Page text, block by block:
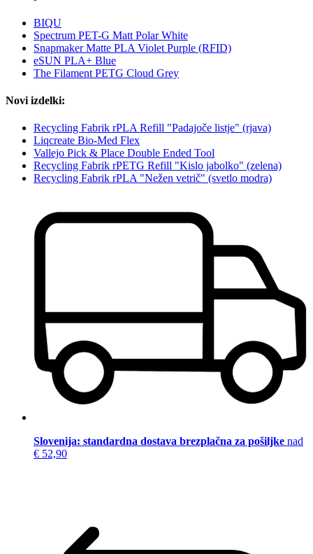
BIQU
Spectrum PET-G Matt Polar White
Snapmaker Matte PLA Violet Purple (RFID)
eSUN PLA+ Blue
The Filament PETG Cloud Grey
Novi izdelki:
Recycling Fabrik rPLA Refill "Padajoče listje" (rjava)
Liqcreate Bio-Med Flex
Vallejo Pick & Place Double Ended Tool
Recycling Fabrik rPETG Refill "Kislo jabolko" (zelena)
Recycling Fabrik rPLA "Nežen vetrič" (svetlo modra)
Slovenija: standardna dostava brezplačna za pošiljke nad
€ 52,90